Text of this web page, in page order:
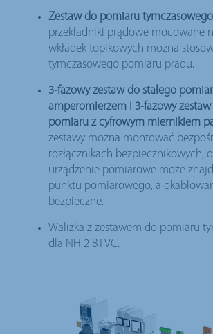
Zestaw do pomiaru tymczasowego |
przekładniki prądowe mocowane
wkładek topikowych można
tymczasowego pomiaru prądu.
3-fazowy zestaw do stałego
amperomierzem i 3-fazowy zestaw
pomiaru z cyfrowym miernikiem
zestawy można montować
rozłącznikach bezpiecznikowych,
urządzenie pomiarowe może
punktu pomiarowego, a
bezpieczne.
Walizka z zestawem do pomiaru
dla NH 2 BTVC.